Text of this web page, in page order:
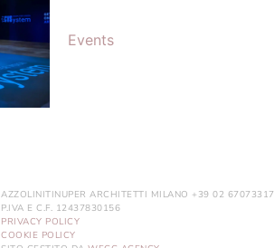
Events
AZZOLINITINUPER ARCHITETTI MILANO +39 02 67073317
P.IVA E C.F. 12437830156
PRIVACY POLICY
COOKIE POLICY